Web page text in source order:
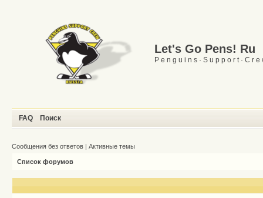
Let's Go Pens! Ru
P e n g u i n s · S u p p o r t · C r e
FAQ Поиск
Сообщения без ответов | Активные темы
Список форумов